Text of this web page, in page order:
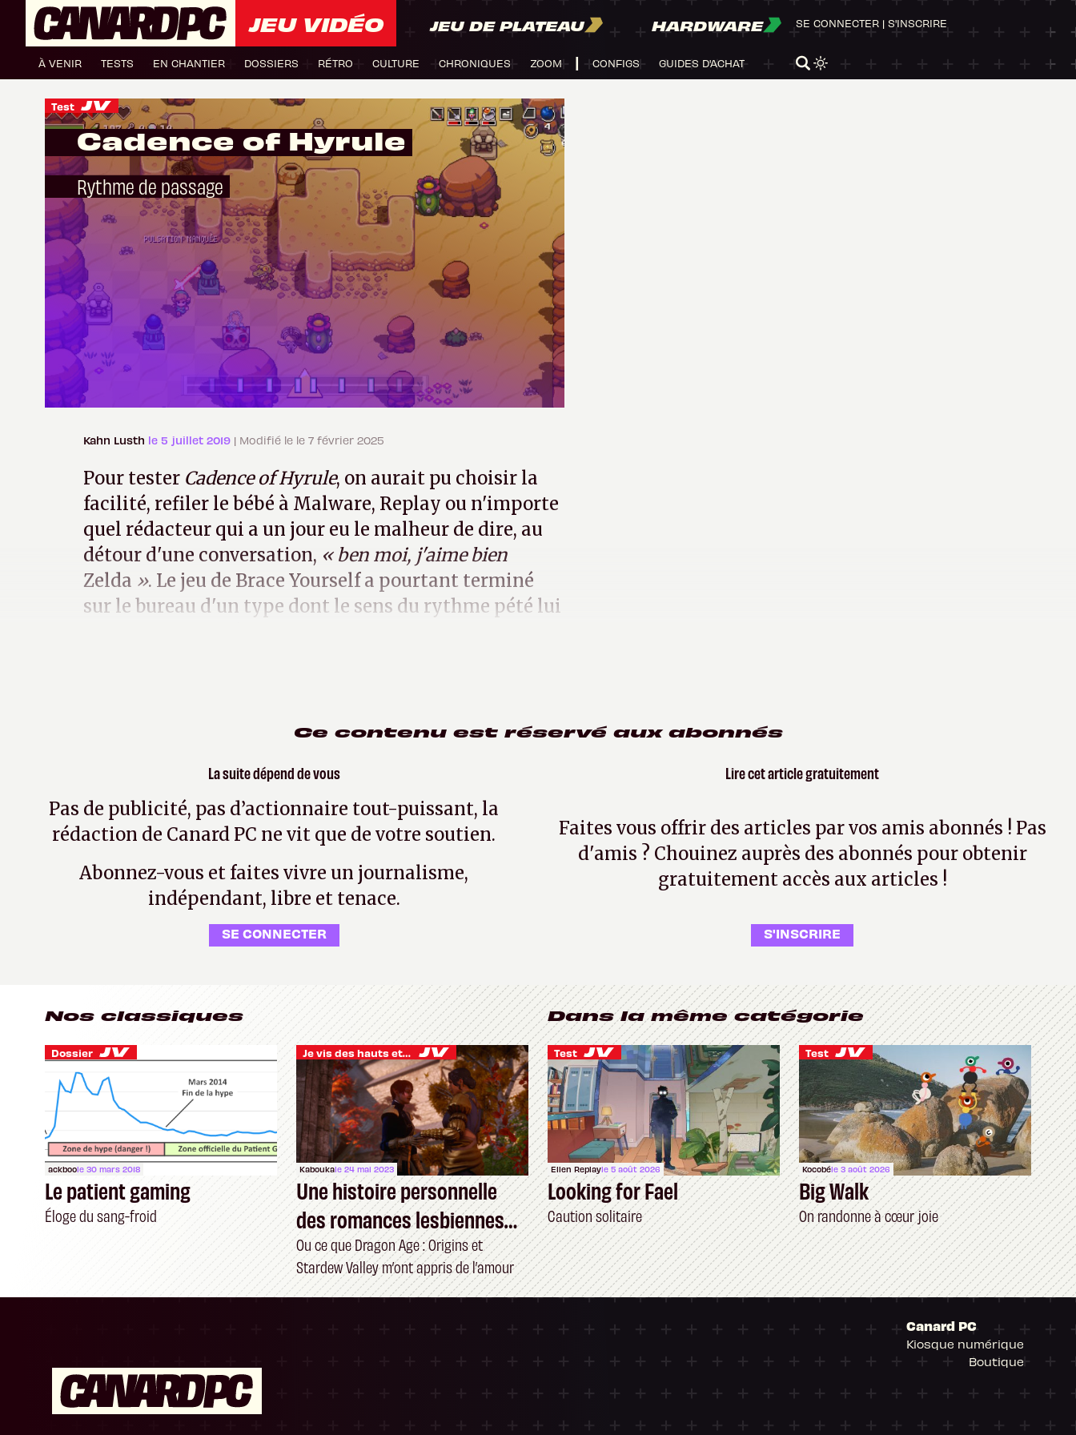
JEU VIDÉO JEU DE PLATEAU HARDWARE
À VENIR TESTS EN CHANTIER DOSSIERS RÉTRO CULTURE CHRONIQUES ZOOM CONFIGS GUIDES D'ACHAT
SE CONNECTER | S'INSCRIRE
Test
Cadence of Hyrule
Rythme de passage
Kahn Lusth le 5 juillet 2019 | Modifié le le 7 février 2025
Pour tester Cadence of Hyrule, on aurait pu choisir la
facilité, refiler le bébé à Malware, Replay ou n'importe
quel rédacteur qui a un jour eu le malheur de dire, au
détour d'une conversation, « ben moi, j'aime bien
Zelda ». Le jeu de Brace Yourself a pourtant terminé
sur le bureau d'un type dont le sens du rythme pété lui
Ce contenu est réservé aux abonnés
La suite dépend de vous
Pas de publicité, pas d’actionnaire tout-puissant, la
rédaction de Canard PC ne vit que de votre soutien.
Abonnez-vous et faites vivre un journalisme,
indépendant, libre et tenace.
SE CONNECTER
Lire cet article gratuitement
Faites vous offrir des articles par vos amis abonnés ! Pas
d'amis ? Chouinez auprès des abonnés pour obtenir
gratuitement accès aux articles !
S'INSCRIRE
Nos classiques
Dossier
ackboole 30 mars 2018
Le patient gaming
Éloge du sang-froid
Je vis des hauts et des bas
Kaboukale 24 mai 2023
Une histoire personnelle
des romances lesbiennes
dans les RPG
Ou ce que Dragon Age : Origins et
Stardew Valley m’ont appris de l’amour
Dans la même catégorie
Test
Ellen Replayle 5 août 2026
Looking for Fael
Caution solitaire
Test
Kocobéle 3 août 2026
Big Walk
On randonne à cœur joie
Canard PC
Kiosque numérique
Boutique